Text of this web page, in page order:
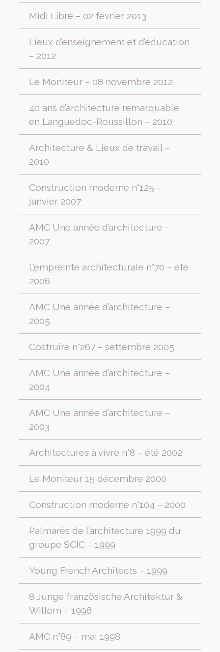
Midi Libre – 02 février 2013
Lieux d’enseignement et d’éducation
– 2012
Le Moniteur – 08 novembre 2012
40 ans d’architecture remarquable
en Languedoc-Roussillon – 2010
Architecture & Lieux de travail –
2010
Construction moderne n°125 –
janvier 2007
AMC Une année d’architecture –
2007
L’empreinte architecturale n°70 – été
2006
AMC Une année d’architecture –
2005
Costruire n°267 – settembre 2005
AMC Une année d’architecture –
2004
AMC Une année d’architecture –
2003
Architectures à vivre n°8 – été 2002
Le Moniteur 15 décembre 2000
Construction moderne n°104 – 2000
Palmarès de l’architecture 1999 du
groupe SCIC – 1999
Young French Architects – 1999
8 Junge französische Architektur &
Willem – 1998
AMC n°89 – mai 1998